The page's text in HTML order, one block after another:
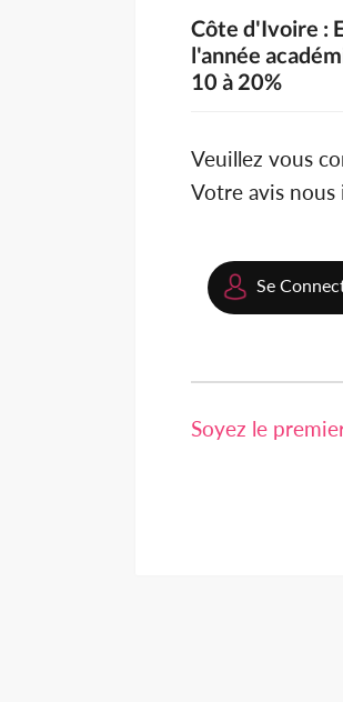
Côte d'Ivoire :
l'année
10 à 20%
Veuillez vous
Votre avis nous
Se
Soyez le